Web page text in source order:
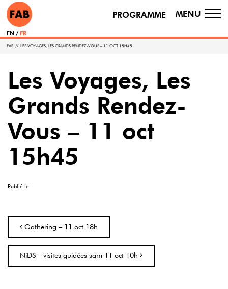
PROGRAMME MENU
EN FR
FAB // LES VOYAGES, LES GRANDS RENDEZ-VOUS – 11 OCT 15H45
Les Voyages, Les
Grands Rendez-
Vous – 11 oct
15h45
Publié le
Navigation
Gathering – 11 oct 18h
NiDS – visites guidées sam 11 oct 10h